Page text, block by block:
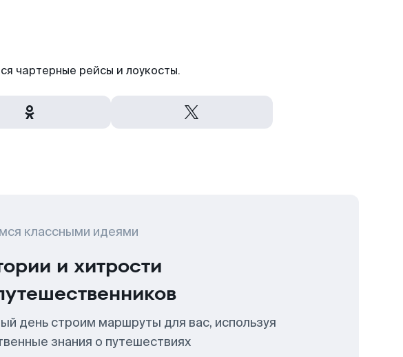
чартерные рейсы и лоукосты.
классными идеями
и хитрости
день строим маршруты для вас, используя
знания о путешествиях